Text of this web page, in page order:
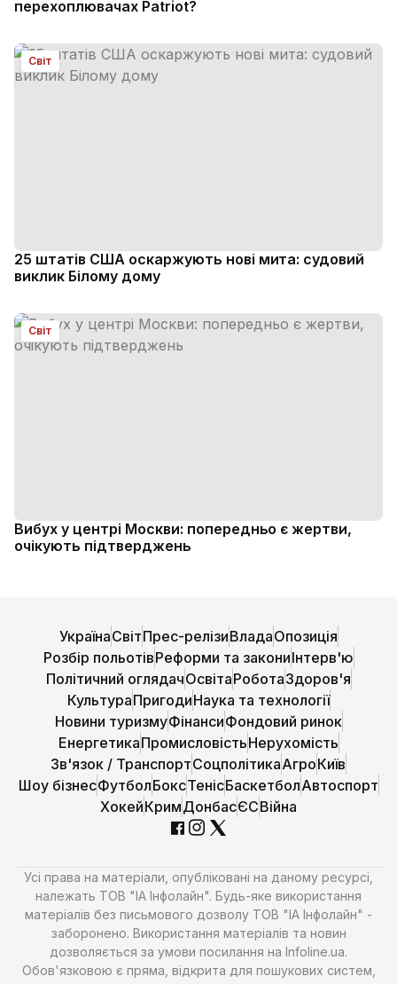
перехоплювачах Patriot?
Світ
25 штатів США оскаржують нові мита: судовий
виклик Білому дому
Світ
Вибух у центрі Москви: попередньо є жертви,
очікують підтверджень
УкраїнаСвітПрес-релізиВладаОпозиція
Розбір польотівРеформи та закониІнтерв'ю
Політичний оглядачОсвітаРоботаЗдоров'я
КультураПригодиНаука та технології
Новини туризмуФінансиФондовий ринок
ЕнергетикаПромисловістьНерухомість
Зв'язок / ТранспортСоцполітикаАгроКиїв
Шоу бізнесФутболБоксТенісБаскетболАвтоспорт
ХокейКримДонбасЄСВійна
Усі права на матеріали, опубліковані на даному ресурсі,
належать ТОВ "ІА Інфолайн". Будь-яке використання
матеріалів без письмового дозволу ТОВ "ІА Інфолайн" -
заборонено. Використання матеріалів та новин
дозволяється за умови посилання на Infoline.ua.
Обов'язковою є пряма, відкрита для пошукових систем,